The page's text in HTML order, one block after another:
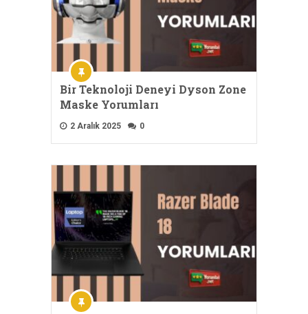
Bir Teknoloji Deneyi Dyson Zone
Maske Yorumları
2 Aralık 2025 0